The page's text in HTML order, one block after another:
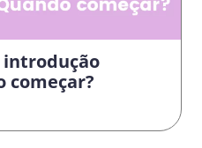
introdução
começar?